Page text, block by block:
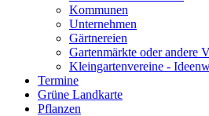
Kommunen
Unternehmen
Gärtnereien
Gartenmärkte oder andere
Kleingartenvereine -
Termine
Grüne Landkarte
Pflanzen